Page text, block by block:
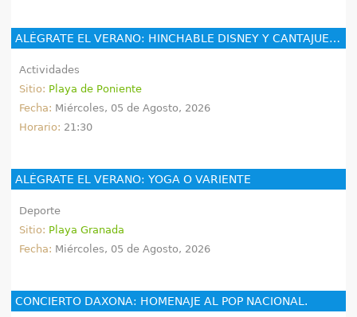
ALÉGRATE EL VERANO: HINCHABLE DISNEY Y CANTAJUEGOS.
Actividades
Sitio: Playa de Poniente
Fecha: Miércoles, 05 de Agosto, 2026
Horario: 21:30
ALÉGRATE EL VERANO: YOGA O VARIENTE
Deporte
Sitio: Playa Granada
Fecha: Miércoles, 05 de Agosto, 2026
CONCIERTO DAXONA: HOMENAJE AL POP NACIONAL.